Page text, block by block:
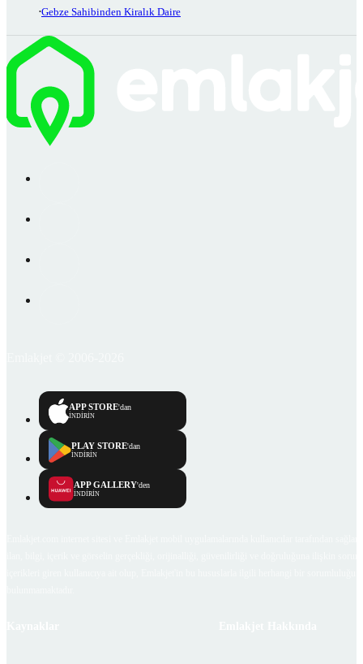
Gebze Sahibinden Kiralık Daire
APP STORE'dan
İNDİRİN
PLAY STORE'dan
İNDİRİN
APP GALLERY'den
İNDİRİN